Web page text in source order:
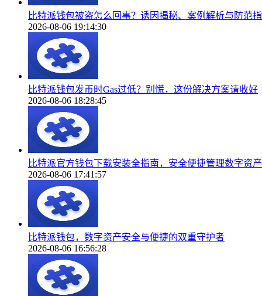
比特派钱包被盗怎么回事？诱因揭秘、案例解析与防范
2026-08-06 19:14:30
比特派钱包发币时Gas过低？别慌，这份解决方案请收好
2026-08-06 18:28:45
比特派官方钱包下载安装全指南，安全便捷管理数字资产
2026-08-06 17:41:57
比特派钱包，数字资产安全与便捷的双重守护者
2026-08-06 16:56:28